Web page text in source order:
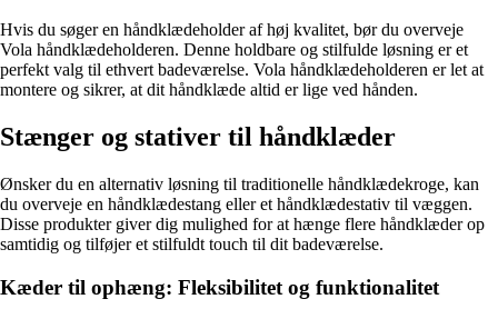
Hvis du søger en håndklædeholder af høj kvalitet, bør du overveje
Vola håndklædeholderen. Denne holdbare og stilfulde løsning er et
perfekt valg til ethvert badeværelse. Vola håndklædeholderen er let at
montere og sikrer, at dit håndklæde altid er lige ved hånden.
Stænger og stativer til håndklæder
Ønsker du en alternativ løsning til traditionelle håndklædekroge, kan
du overveje en håndklædestang eller et håndklædestativ til væggen.
Disse produkter giver dig mulighed for at hænge flere håndklæder op
samtidig og tilføjer et stilfuldt touch til dit badeværelse.
Kæder til ophæng: Fleksibilitet og funktionalitet